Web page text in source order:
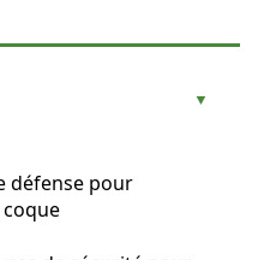
défense pour